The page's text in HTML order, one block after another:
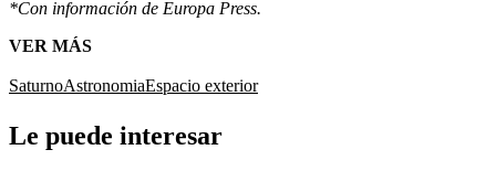
*Con información de Europa Press.
VER MÁS
SaturnoAstronomiaEspacio exterior
Le puede interesar